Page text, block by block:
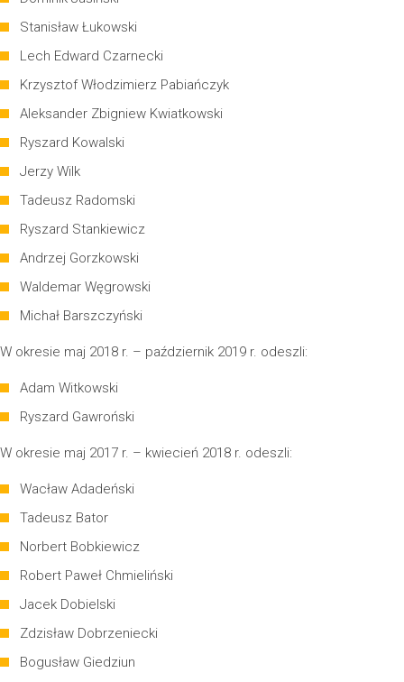
Stanisław Łukowski
Lech Edward Czarnecki
Krzysztof Włodzimierz Pabiańczyk
Aleksander Zbigniew Kwiatkowski
Ryszard Kowalski
Jerzy Wilk
Tadeusz Radomski
Ryszard Stankiewicz
Andrzej Gorzkowski
Waldemar Węgrowski
Michał Barszczyński
W okresie maj 2018 r. – październik 2019 r. odeszli:
Adam Witkowski
Ryszard Gawroński
W okresie maj 2017 r. – kwiecień 2018 r. odeszli:
Wacław Adadeński
Tadeusz Bator
Norbert Bobkiewicz
Robert Paweł Chmieliński
Jacek Dobielski
Zdzisław Dobrzeniecki
Bogusław Giedziun